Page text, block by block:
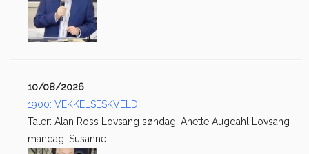
10/08/2026
1900: VEKKELSESKVELD
Taler: Alan Ross Lovsang søndag: Anette Augdahl Lovsang
mandag: Susanne...